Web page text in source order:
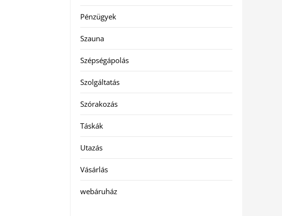
Pénzügyek
Szauna
Szépségápolás
Szolgáltatás
Szórakozás
Táskák
Utazás
Vásárlás
webáruház